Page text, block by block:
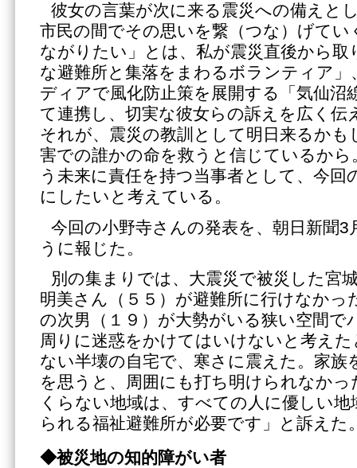
彼女の言葉が次に来る震災への備えと
市民の間でその思いを繋（つな）げてい
ながりたい」とは、私が震災直後から取
な避難所と集落をまわるボランティア
ディアで風化防止策を展開する「気仙沼
て連携し、切実な彼女らの訴えを広く伝
それが、震災の教訓として明日来るか
害での誰かの命を救うと信じているか
う未来に責任を持つ当事者として、今回
にしたいと考えている。
今回の小野寺さんの発表を、朝日新聞3
うに報じた。
別の集まりでは、大震災で被災した宮
明美さん（５５）が避難所に行けなかっ
の次男（１９）が大勢がいる狭い空間で
周りに迷惑をかけてはいけないと考え
ない半壊の自宅で、寒さに震えた。家族
を思うと、周囲にも打ち明けられなかっ
くらない地域は、すべての人に優しい
られる福祉避難所が必要です」と訴えた
◆被災地の知的障がい者